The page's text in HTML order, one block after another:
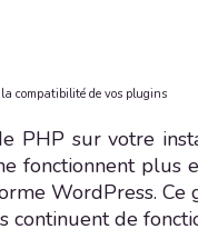
compatibilité de vos plugins
PHP sur votre
fonctionnent plus
WordPress.
de